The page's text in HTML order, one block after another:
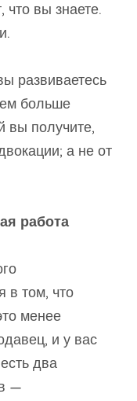
вы знаете.
развиваетесь
больше
вы получите,
а не от
работа
в том, что
менее
и у вас
два
—